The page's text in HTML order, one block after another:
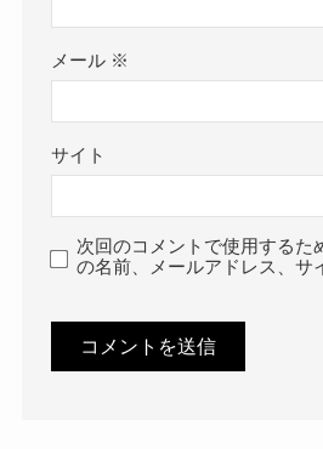
メール ※
サイト
次回のコメントで使用するた
の名前、メールアドレス、サ